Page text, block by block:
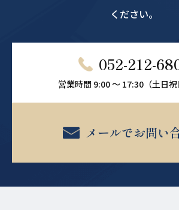
ください。
052-212-
営業時間 9:00 ～ 17:30（土日祝
メールでお問い